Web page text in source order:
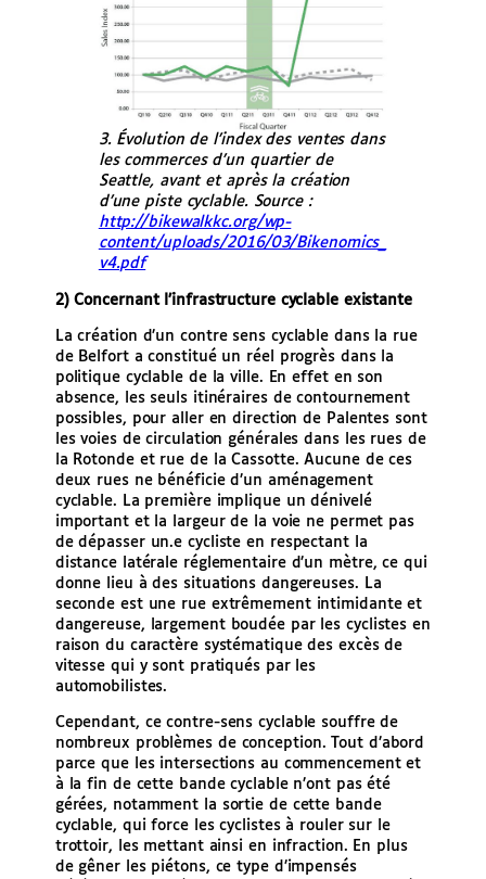
3. Évolution de l’index des ventes dans
les commerces d’un quartier de
Seattle, avant et après la création
d’une piste cyclable. Source :
http://bikewalkkc.org/wp-
content/uploads/2016/03/Bikenomics_
v4.pdf
2) Concernant l’infrastructure cyclable existante
La création d’un contre sens cyclable dans la rue
de Belfort a constitué un réel progrès dans la
politique cyclable de la ville. En effet en son
absence, les seuls itinéraires de contournement
possibles, pour aller en direction de Palentes sont
les voies de circulation générales dans les rues de
la Rotonde et rue de la Cassotte. Aucune de ces
deux rues ne bénéficie d’un aménagement
cyclable. La première implique un dénivelé
important et la largeur de la voie ne permet pas
de dépasser un.e cycliste en respectant la
distance latérale réglementaire d’un mètre, ce qui
donne lieu à des situations dangereuses. La
seconde est une rue extrêmement intimidante et
dangereuse, largement boudée par les cyclistes en
raison du caractère systématique des excès de
vitesse qui y sont pratiqués par les
automobilistes.
Cependant, ce contre-sens cyclable souffre de
nombreux problèmes de conception. Tout d’abord
parce que les intersections au commencement et
à la fin de cette bande cyclable n’ont pas été
gérées, notamment la sortie de cette bande
cyclable, qui force les cyclistes à rouler sur le
trottoir, les mettant ainsi en infraction. En plus
de gêner les piétons, ce type d’impensés